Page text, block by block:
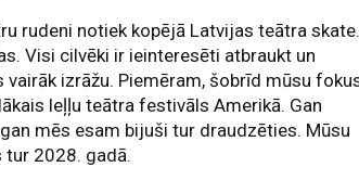
rudeni notiek kopējā Latvijas teātra skate.
Visi cilvēki ir ieinteresēti atbraukt un
vairāk izrāžu. Piemēram, šobrīd mūsu
leļļu teātra festivāls Amerikā. Gan
mēs esam bijuši tur draudzēties. Mūsu
2028. gadā.